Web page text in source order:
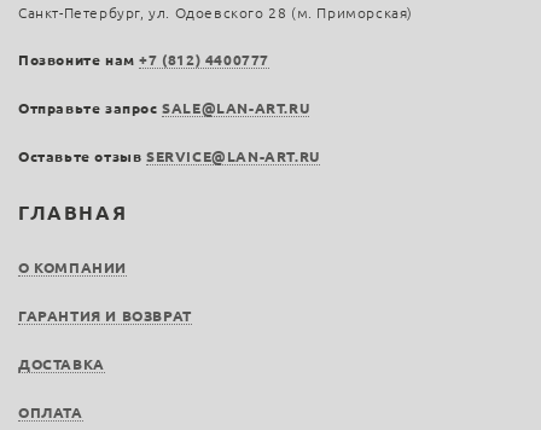
ГЛАВНАЯ
О КОМПАНИИ
ГАРАНТИЯ И ВОЗВРАТ
ДОСТАВКА
ОПЛАТА
Санкт-Петербург, ул. Одоевского 28 (м. Приморская)
Позвоните нам+7 (812) 4400777
Отправьте запросSALE@LAN-ART.RU
Оставьте отзыв SERVICE@LAN-ART.RU